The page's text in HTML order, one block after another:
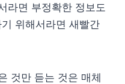
라면 부정확한 정보도
위해서라면 새빨간
것만 듣는 것은 매체